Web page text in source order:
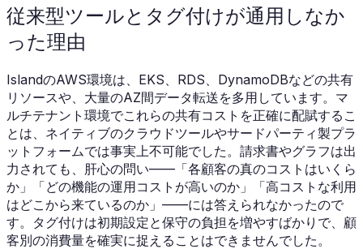
従来型ツールとタグ付けが通用しなか
った理由
IslandのAWS環境は、EKS、RDS、DynamoDBなどの共有
リソースや、大量のAZ間データ転送を多用しています。マ
ルチテナント環境でこれらの共有コストを正確に配賦するこ
とは、ネイティブのクラウドツールやサードパーティ製プラ
ットフォームでは事実上不可能でした。請求書やグラフは出
力されても、肝心の問い——「各顧客の真のコストはいくら
か」「どの機能の運用コストが高いのか」「高コストな利用
はどこから来ているのか」——には答えられなかったので
す。タグ付けは初期設定と保守の負担を増やすばかりで、顧
客別の消費量を確実に捉えることはできませんでした。